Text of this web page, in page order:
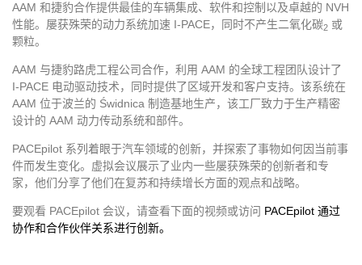
AAM 和捷豹合作提供最佳的车辆集成、软件和控制以及卓越的 NVH
性能。屡获殊荣的动力系统加速 I-PACE，同时不产生二氧化碳2 或
颗粒。
AAM 与捷豹路虎工程公司合作，利用 AAM 的全球工程团队设计了
I-PACE 电动驱动技术，同时提供了区域开发和客户支持。该系统在
AAM 位于波兰的 Świdnica 制造基地生产，该工厂致力于生产精密
设计的 AAM 动力传动系统和部件。
PACEpilot 系列着眼于汽车领域的创新，并探索了事物如何因当前事
件而发生变化。虚拟会议展示了业内一些屡获殊荣的创新者和专
家，他们分享了他们在复苏和持续增长方面的观点和战略。
要观看 PACEpilot 会议，请查看下面的视频或访问 PACEpilot 通过
协作和合作伙伴关系进行创新。